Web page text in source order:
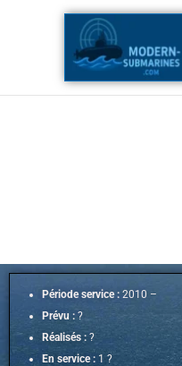
Période service : 2010 –
Prévu : ?
Réalisés : ?
En service : 1 ?